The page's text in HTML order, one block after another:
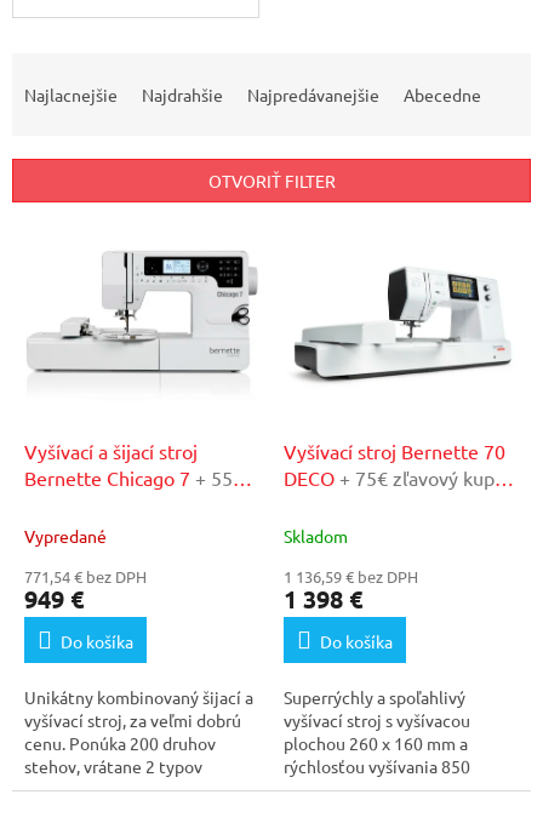
i
o
Najlacnejšie Najdrahšie Najpredávanejšie Abecedne
OTVORIŤ FILTER
dVyšívací a šijací stroj
Bernette Chicago 7 + 55€
autorizovanom servise
Vypredané
771,54 € bez DPH
949 €
Do košíka
Unikátny kombinovaný šijací a
vyšívací stroj, za veľmi dobrú
cenu. Ponúka 200 druhov
stehov, vrátane 2 typov
abecedy, 150...
Vyšívací stroj Bernette 70
DECO + 75€ zľavový kupón
servise
Skladom
1 136,59 € bez DPH
1 398 €
Do košíka
Superrýchly a spoľahlivý
vyšívací stroj s vyšívacou
plochou 260 x 160 mm a
rýchlosťou vyšívania 850
stehov/min. V...